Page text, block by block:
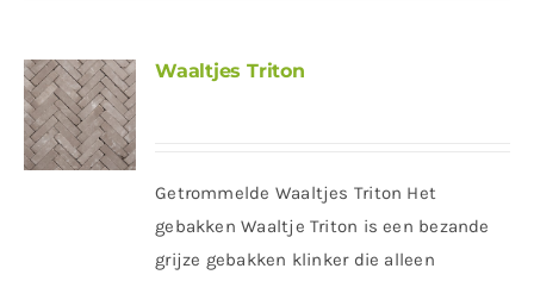
Waaltjes Triton
Getrommelde Waaltjes Triton Het
gebakken Waaltje Triton is een bezande
grijze gebakken klinker die alleen